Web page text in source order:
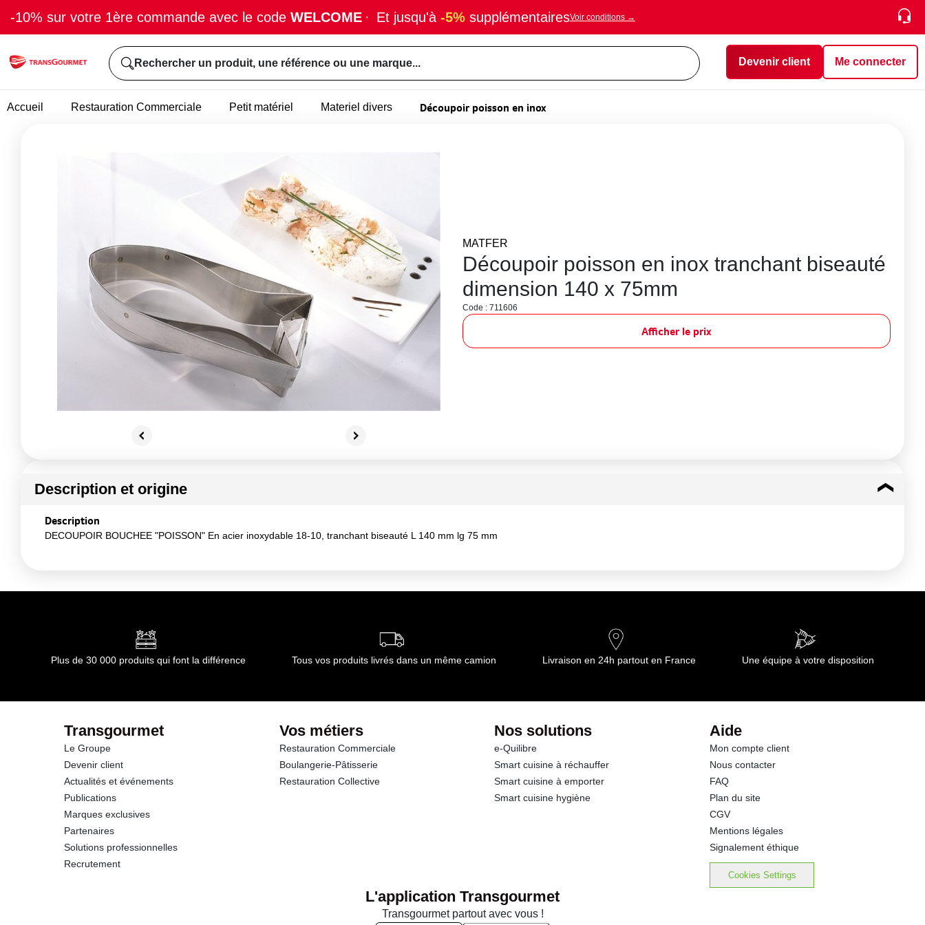
-10% sur votre 1ère commande avec le code WELCOME · Et jusqu'à -5% supplémentairesVoir conditions →
Rechercher un produit, une référence ou une marque... Devenir client Me connecter
Accueil Restauration Commerciale Petit matériel Materiel divers Découpoir poisson en inox
MATFER
Découpoir poisson en inox tranchant biseauté
dimension 140 x 75mm
Code : 711606
Afficher le prix
Description et origine
Description
DECOUPOIR BOUCHEE "POISSON" En acier inoxydable 18-10, tranchant biseauté L 140 mm lg 75 mm
Plus de 30 000 produits qui font la différence Tous vos produits livrés dans un même camion Livraison en 24h partout en France Une équipe à votre disposition
Transgourmet
Le Groupe
Devenir client
Actualités et événements
Publications
Marques exclusives
Partenaires
Solutions professionnelles
Recrutement
Vos métiers
Restauration Commerciale
Boulangerie-Pâtisserie
Restauration Collective
Nos solutions
e-Quilibre
Smart cuisine à réchauffer
Smart cuisine à emporter
Smart cuisine hygiène
Aide
Mon compte client
Nous contacter
FAQ
Plan du site
CGV
Mentions légales
Signalement éthique
Cookies Settings
L'application Transgourmet
Transgourmet partout avec vous !